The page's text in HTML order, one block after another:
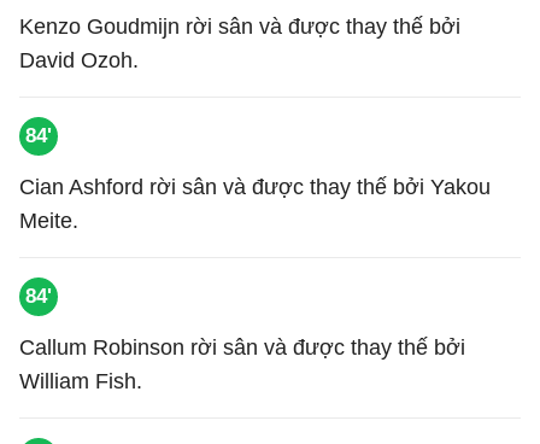
Kenzo Goudmijn rời sân và được thay thế bởi
David Ozoh.
84'
Cian Ashford rời sân và được thay thế bởi Yakou
Meite.
84'
Callum Robinson rời sân và được thay thế bởi
William Fish.